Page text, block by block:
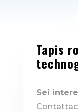
Tapis
Sei